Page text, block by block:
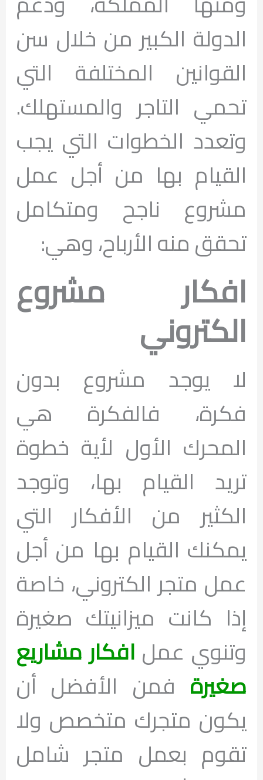
الدولة الكبير من خلال سن
القوانين المختلفة التي
تحمي التاجر والمستهلك.
وتعدد الخطوات التي يجب
القيام بها من أجل عمل
مشروع ناجح ومتكامل
تحقق منه الأرباح، وهي:
افكار مشروع
الكتروني
لا يوجد مشروع بدون
فكرة، فالفكرة هي
المحرك الأول لأية خطوة
تريد القيام بها، وتوجد
الكثير من الأفكار التي
يمكنك القيام بها من أجل
عمل متجر الكتروني، خاصة
إذا كانت ميزانيتك صغيرة
وتنوي عمل افكار مشاريع
صغيرة فمن الأفضل أن
يكون متجرك متخصص ولا
تقوم بعمل متجر شامل